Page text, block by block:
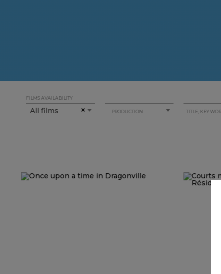
FILMS AVAILABILITY
×
All films PRODUCTION